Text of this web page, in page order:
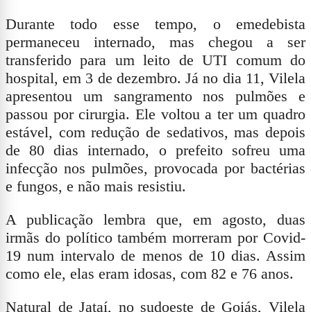
Durante todo esse tempo, o emedebista
permaneceu internado, mas chegou a ser
transferido para um leito de UTI comum do
hospital, em 3 de dezembro. Já no dia 11, Vilela
apresentou um sangramento nos pulmões e
passou por cirurgia. Ele voltou a ter um quadro
estável, com redução de sedativos, mas depois
de 80 dias internado, o prefeito sofreu uma
infecção nos pulmões, provocada por bactérias
e fungos, e não mais resistiu.
A publicação lembra que, em agosto, duas
irmãs do político também morreram por Covid-
19 num intervalo de menos de 10 dias. Assim
como ele, elas eram idosas, com 82 e 76 anos.
Natural de Jataí, no sudoeste de Goiás, Vilela